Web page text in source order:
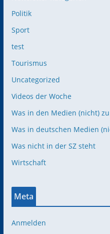
Politik
Sport
test
Tourismus
Uncategorized
Videos der Woche
Was in den Medien (nicht)
Was in deutschen Medien
Was nicht in der SZ steht
Wirtschaft
Meta
Anmelden